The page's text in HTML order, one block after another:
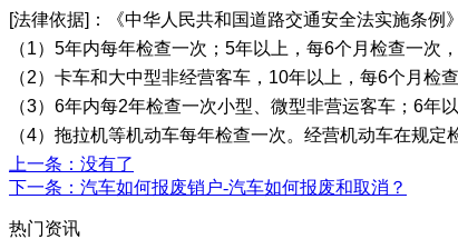
[法律依据]：《中华人民共和国道路交通安全法实施条例
（1）5年内每年检查一次；5年以上，每6个月检查一次
（2）卡车和大中型非经营客车，10年以上，每6个月检查
（3）6年内每2年检查一次小型、微型非营运客车；6
（4）拖拉机等机动车每年检查一次。经营机动车在规
上一条 ：没有了
下一条 ：汽车如何报废销户-汽车如何报废和取消？
热门资讯